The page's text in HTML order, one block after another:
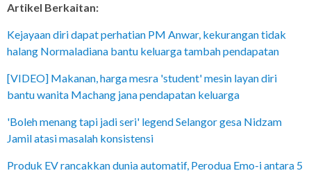
Artikel Berkaitan:
Kejayaan diri dapat perhatian PM Anwar, kekurangan tidak
halang Normaladiana bantu keluarga tambah pendapatan
[VIDEO] Makanan, harga mesra 'student' mesin layan diri
bantu wanita Machang jana pendapatan keluarga
'Boleh menang tapi jadi seri' legend Selangor gesa Nidzam
Jamil atasi masalah konsistensi
Produk EV rancakkan dunia automatif, Perodua Emo-i antara 5